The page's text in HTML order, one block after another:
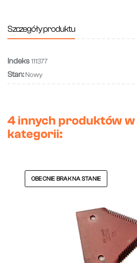
Szczegóły produktu
Indeks111377
Stan: Nowy
4 innych produktów w
kategorii:
OBECNIE BRAK NA STANIE